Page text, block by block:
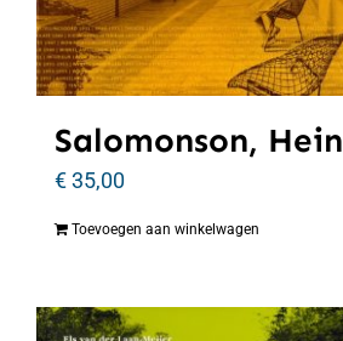
Salomonson, Hein
€35,00
Toevoegen aan winkelwagen